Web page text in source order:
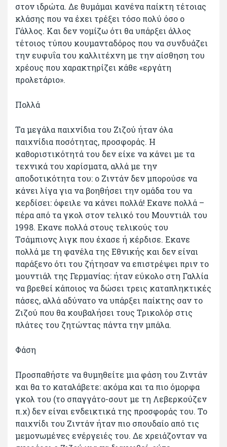
στον ιδρώτα. Δε θυμάμαι κανένα παίκτη τέτοιας
κλάσης που να έχει τρέξει τόσο πολύ όσο ο
Γάλλος. Και δεν νομίζω ότι θα υπάρξει άλλος
τέτοιος τύπου κουμανταδόρος που να συνδυάζει
την ευφυΐα του καλλιτέχνη με την αίσθηση του
χρέους που χαρακτηρίζει κάθε «εργάτη
προλετάριο».
Πολλά
Τα μεγάλα παιχνίδια του Ζιζού ήταν όλα
παιχνίδια ποσότητας, προσφοράς. Η
καθοριστικότητά του δεν είχε να κάνει με τα
τεχνικά του χαρίσματα, αλλά με την
αποδοτικότητα του: ο Ζιντάν δεν μπορούσε να
κάνει λίγα για να βοηθήσει την ομάδα του να
κερδίσει: όφειλε να κάνει πολλά! Εκανε πολλά –
πέρα από τα γκολ στον τελικό του Μουντιάλ του
1998. Εκανε πολλά στους τελικούς του
Τσάμπιονς λιγκ που έχασε ή κέρδισε. Εκανε
πολλά με τη φανέλα της Εθνικής και δεν είναι
παράξενο ότι του ζήτησαν να επιστρέψει πριν το
μουντιάλ της Γερμανίας: ήταν εύκολο στη Γαλλία
να βρεθεί κάποιος να δώσει τρεις καταπληκτικές
πάσες, αλλά αδύνατο να υπάρξει παίκτης σαν το
Ζιζού που θα κουβαλήσει τους Τρικολόρ στις
πλάτες του ζητώντας πάντα την μπάλα.
Φάση
Προσπαθήστε να θυμηθείτε μια φάση του Ζιντάν
και θα το καταλάβετε: ακόμα και τα πιο όμορφα
γκολ του (το σπαγγάτο-σουτ με τη Λεβερκούζεν
π.χ) δεν είναι ενδεικτικά της προσφοράς του. Το
παιχνίδι του Ζιντάν ήταν πιο σπουδαίο από τις
μεμονωμένες ενέργειές του. Δε χρειάζονταν να